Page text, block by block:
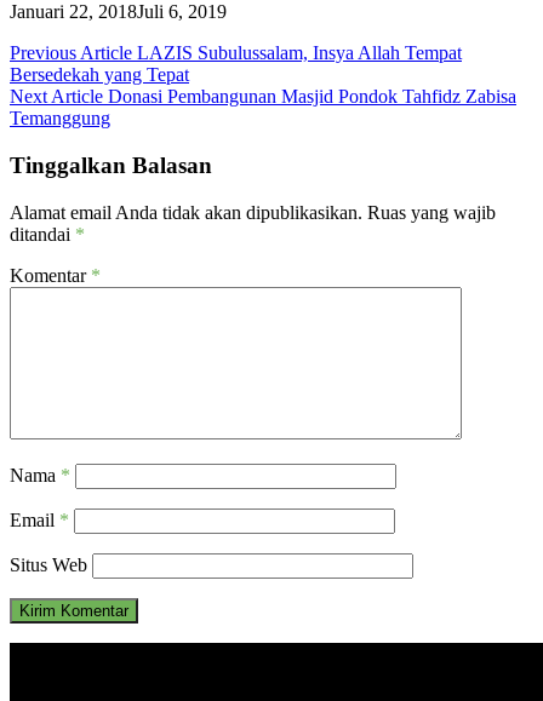
Januari 22, 2018Juli 6, 2019
Navigasi
pos
Previous Article LAZIS Subulussalam, Insya Allah Tempat
Bersedekah yang Tepat
Next Article Donasi Pembangunan Masjid Pondok Tahfidz Zabisa
Temanggung
Tinggalkan Balasan
Alamat email Anda tidak akan dipublikasikan. Ruas yang wajib
ditandai *
Komentar *
Nama *
Email *
Situs Web